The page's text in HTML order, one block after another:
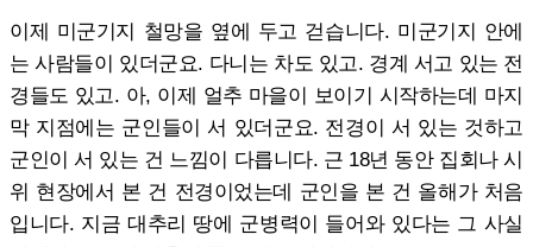
이제 미군기지 철망을 옆에 두고 걷습니다. 미군기지 안에
는 사람들이 있더군요. 다니는 차도 있고. 경계 서고 있는 전
경들도 있고. 아, 이제 얼추 마을이 보이기 시작하는데 마지
막 지점에는 군인들이 서 있더군요. 전경이 서 있는 것하고
군인이 서 있는 건 느낌이 다릅니다. 근 18년 동안 집회나 시
위 현장에서 본 건 전경이었는데 군인을 본 건 올해가 처음
입니다. 지금 대추리 땅에 군병력이 들어와 있다는 그 사실